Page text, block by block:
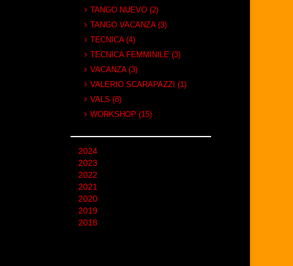
TANGO NUEVO (2)
TANGO VACANZA (3)
TECNICA (4)
TECNICA FEMMINILE (3)
VACANZA (3)
VALERIO SCARAPAZZI (1)
VALS (8)
WORKSHOP (15)
2024
2023
2022
2021
2020
2019
2018